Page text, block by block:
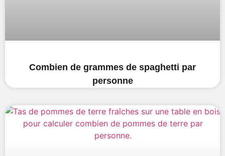
Combien de grammes de spaghetti par
personne